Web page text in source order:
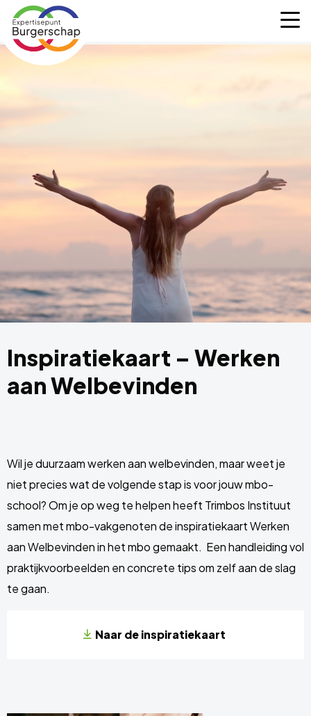
Expertisepunt
Burgerschap
Inspiratiekaart – Werken
aan Welbevinden
Wil je duurzaam werken aan welbevinden, maar weet je
niet precies wat de volgende stap is voor jouw mbo-
school? Om je op weg te helpen heeft Trimbos Instituut
samen met mbo-vakgenoten de inspiratiekaart Werken
aan Welbevinden in het mbo gemaakt. Een handleiding vol
praktijkvoorbeelden en concrete tips om zelf aan de slag
te gaan.
Naar de inspiratiekaart